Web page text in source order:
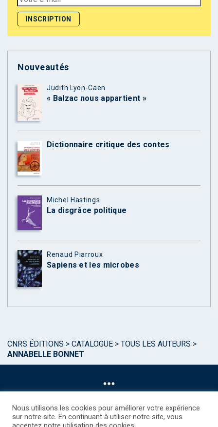
Nouveautés
Judith Lyon-Caen
« Balzac nous appartient »
Dictionnaire critique des contes
Michel Hastings
La disgrâce politique
Renaud Piarroux
Sapiens et les microbes
CNRS ÉDITIONS > CATALOGUE > TOUS LES AUTEURS >
ANNABELLE BONNET
Nous utilisons les cookies pour améliorer votre expérience
sur notre site. En continuant à utiliser notre site, vous